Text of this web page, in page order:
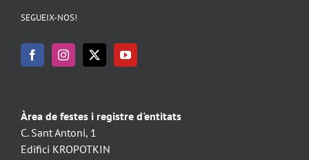
SEGUEIX-NOS!
Àrea de festes i registre d'entitats
C. Sant Antoni, 1
Edifici KROPOTKIN